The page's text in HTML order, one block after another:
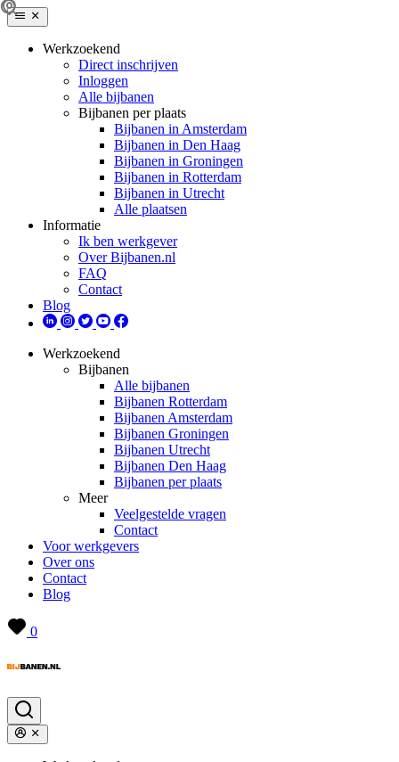
Werkzoekend
Direct inschrijven
Inloggen
Alle bijbanen
Bijbanen per plaats
Bijbanen in Amsterdam
Bijbanen in Den Haag
Bijbanen in Groningen
Bijbanen in Rotterdam
Bijbanen in Utrecht
Alle plaatsen
Informatie
Ik ben werkgever
Over Bijbanen.nl
FAQ
Contact
Blog
Werkzoekend
Bijbanen
Alle bijbanen
Bijbanen Rotterdam
Bijbanen Amsterdam
Bijbanen Groningen
Bijbanen Utrecht
Bijbanen Den Haag
Bijbanen per plaats
Meer
Veelgestelde vragen
Contact
Voor werkgevers
Over ons
Contact
Blog
0